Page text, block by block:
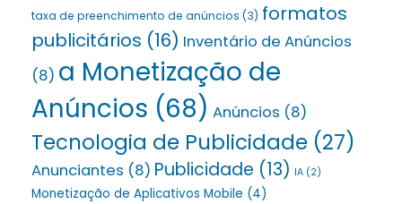
taxa de preenchimento de anúncios (3) formatos
publicitários (16) Inventário de Anúncios
(8) a Monetização de
Anúncios (68) Anúncios (8)
Tecnologia de Publicidade (27)
Anunciantes (8) Publicidade (13) IA (2)
Monetização de Aplicativos Mobile (4)